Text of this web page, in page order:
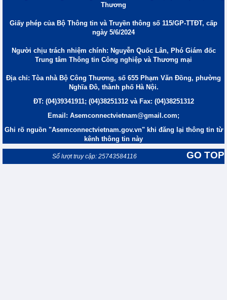
Thương
Giấy phép của Bộ Thông tin và Truyền thông số 115/GP-TTĐT, cấp
ngày 5/6/2024
Người chịu trách nhiệm chính: Nguyễn Quốc Lân, Phó Giám đốc
Trung tâm Thông tin Công nghiệp và Thương mại
Địa chỉ: Tòa nhà Bộ Công Thương, số 655 Phạm Văn Đồng, phường
Nghĩa Đô, thành phố Hà Nội.
ĐT: (04)39341911; (04)38251312 và Fax: (04)38251312
Email: Asemconnectvietnam@gmail.com;
Ghi rõ nguồn "Asemconnectvietnam.gov.vn" khi đăng lại thông tin từ
kênh thông tin này
GO TOP
Số lượt truy cập: 25743584116